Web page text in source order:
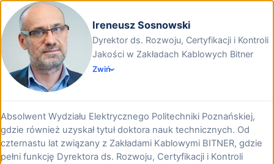
Ireneusz Sosnowski
Dyrektor ds. Rozwoju, Certyfikacji i Kontroli
Jakości w Zakładach Kablowych Bitner
Zwiń
Absolwent Wydziału Elektrycznego Politechniki Poznańskiej,
gdzie również uzyskał tytuł doktora nauk technicznych. Od
czternastu lat związany z Zakładami Kablowymi BITNER, gdzie
pełni funkcję Dyrektora ds. Rozwoju, Certyfikacji i Kontroli